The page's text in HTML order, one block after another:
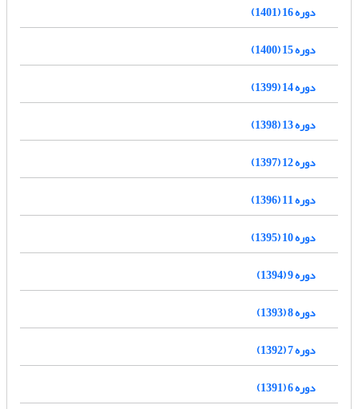
دوره 16 (1401)
دوره 15 (1400)
دوره 14 (1399)
دوره 13 (1398)
دوره 12 (1397)
دوره 11 (1396)
دوره 10 (1395)
دوره 9 (1394)
دوره 8 (1393)
دوره 7 (1392)
دوره 6 (1391)